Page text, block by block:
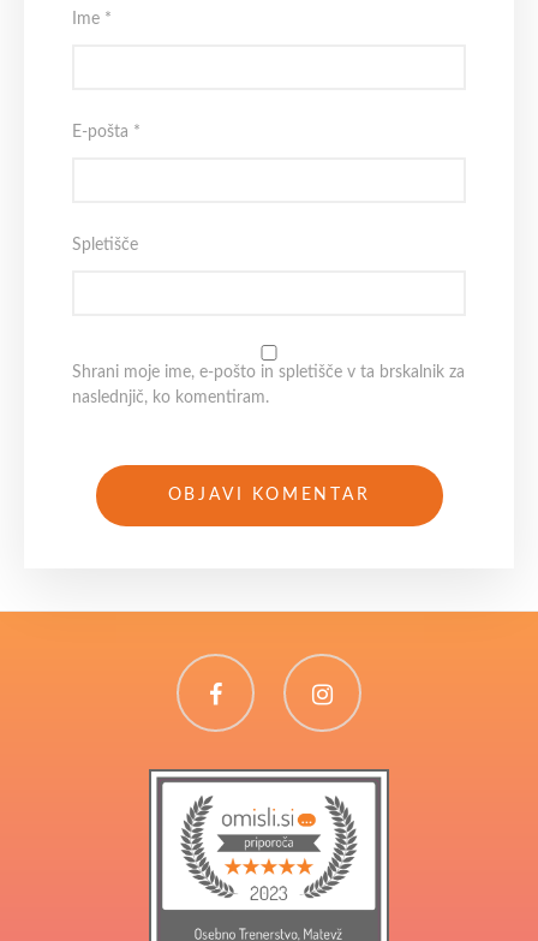
Ime *
E-pošta *
Spletišče
Shrani moje ime, e-pošto in spletišče v ta brskalnik za
naslednjič, ko komentiram.
Facebook Instagram